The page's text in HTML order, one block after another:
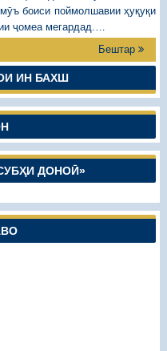
боиси поймолшавии ҳуқуқи
ҷомеа мегардад.…
Бештар
ИН БАХШ
ДОНОӢ»